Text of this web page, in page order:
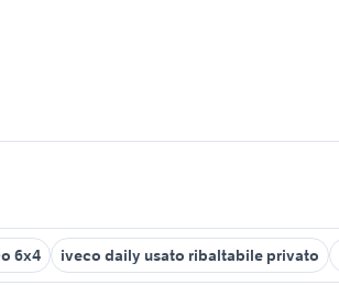
6x4 iveco daily usato ribaltabile privato